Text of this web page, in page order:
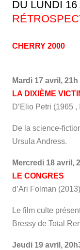
DU LUNDI
CHERRY 2000
Mardi 17 avril, 21h
LA DIXIÈME
D’Elio Petri (1965 ,
De la science-
Ursula Andress.
Mercredi 18 avril,
LE CONGRES
d’Ari Folman (2013)
Le film culte
Bressy de Total
Jeudi 19 avril,